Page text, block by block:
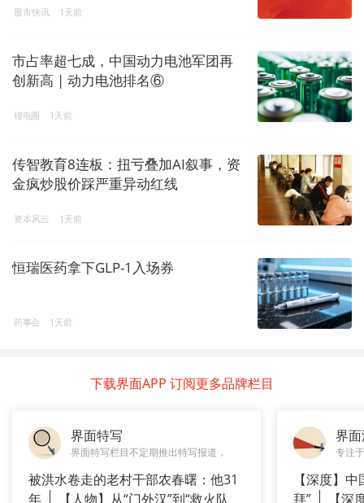
股市快讯 1天前
市占率超七成，中国动力电池军团再
创新高 | 动力电池排名⑥
锂电圈 1天前
传智教育8连板：扭亏叠加AI叙事，资
金疯炒股价踩严重异动红线
资本风云 1天前
恒瑞医药拿下GLP-1入场券
药事会 1天前
下载界面APP 订阅更多品牌栏目
界面特写
界面特写栏目不定期推出特写报道，
被洪水卷走的老村干部农春曙：他31
年
【人物】从“门外汉”到“救火队
界
专注
【深度】
拜”
【